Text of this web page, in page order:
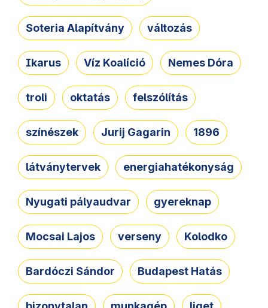
Soteria Alapítvány változás
Ikarus Víz Koalíció Nemes Dóra
troli oktatás felszólítás
színészek Jurij Gagarin 1896
látványtervek energiahatékonyság
Nyugati pályaudvar gyereknap
Mocsai Lajos verseny Kolodko
Bardóczi Sándor Budapest Hatás